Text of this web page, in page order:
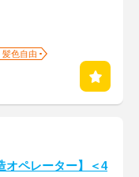
髪色自由
オペレーター】＜4